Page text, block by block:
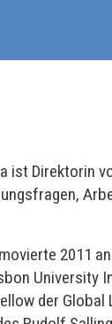
ist Direktorin
2011
University
der